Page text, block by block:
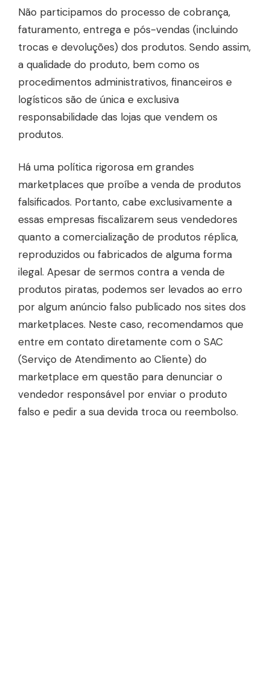
Não participamos do processo de cobrança,
faturamento, entrega e pós-vendas (incluindo
trocas e devoluções) dos produtos. Sendo assim,
a qualidade do produto, bem como os
procedimentos administrativos, financeiros e
logísticos são de única e exclusiva
responsabilidade das lojas que vendem os
produtos.
Há uma política rigorosa em grandes
marketplaces que proíbe a venda de produtos
falsificados. Portanto, cabe exclusivamente a
essas empresas fiscalizarem seus vendedores
quanto a comercialização de produtos réplica,
reproduzidos ou fabricados de alguma forma
ilegal. Apesar de sermos contra a venda de
produtos piratas, podemos ser levados ao erro
por algum anúncio falso publicado nos sites dos
marketplaces. Neste caso, recomendamos que
entre em contato diretamente com o SAC
(Serviço de Atendimento ao Cliente) do
marketplace em questão para denunciar o
vendedor responsável por enviar o produto
falso e pedir a sua devida troca ou reembolso.